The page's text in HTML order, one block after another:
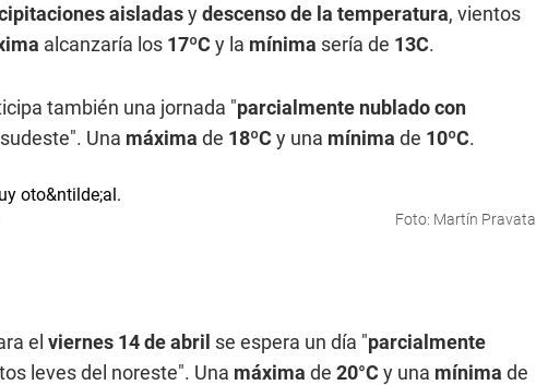
aisladasydescenso de la temperatura, vientos
alcanzaría los 17ºC y la mínima sería de 13C.
también una jornada "parcialmente nublado con
Una máxima de 18ºC y una mínima de 10ºC.
Foto: Martín Pravata
el viernes 14 de abril se espera un día "parcialmente
leves del noreste". Una máxima de 20°C y una mínima de